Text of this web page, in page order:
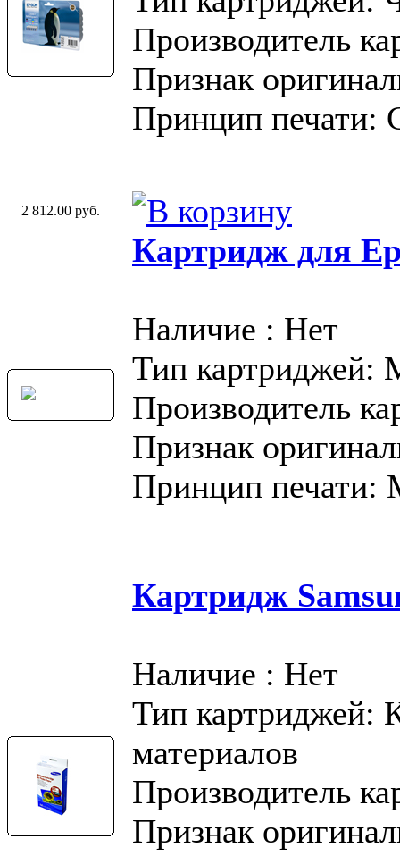
Производитель
Признак
Принцип печати:
2 812.00 руб.
Картридж для
Наличие : Нет
Тип картриджей:
Производитель
Признак
Принцип печати:
Картридж
Наличие : Нет
Тип картриджей:
материалов
Производитель
Признак